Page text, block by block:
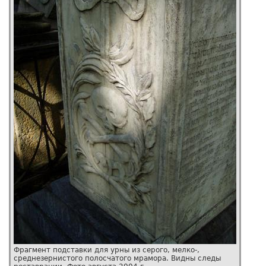
Фрагмент подставки для урны из серого, мелко-,
среднезернистого полосчатого мрамора. Видны следы